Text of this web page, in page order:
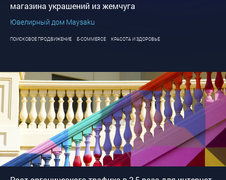
магазина украшений из жемчуга
Ювелирный дом Maysaku
ПОИСКОВОЕ ПРОДВИЖЕНИЕ E-COMMERCE КРАСОТА И ЗДОРОВЬЕ